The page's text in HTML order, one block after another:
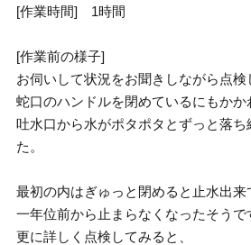
[作業時間] 1時間
[作業前の様子]
お伺いして状況をお聞きしながら点検
蛇口のハンドルを閉めているにもかか
吐水口から水がポタポタとずっと落ち
た。
最初の内はぎゅっと閉めると止水出
一年位前から止まらなくなったそうで
更に詳しく点検してみると、